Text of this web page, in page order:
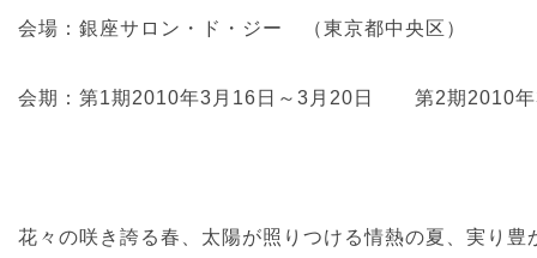
会場：銀座サロン・ド・ジー （東京都中央区）
会期：第1期2010年3月16日～3月20日 第2期2010年
花々の咲き誇る春、太陽が照りつける情熱の夏、実り